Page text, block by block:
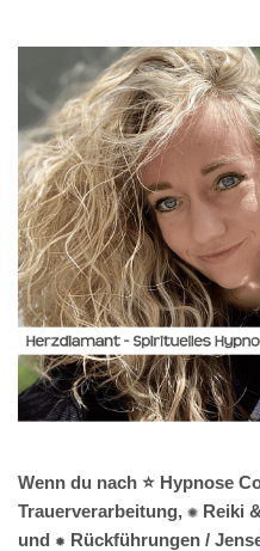
Wenn du nach ⭐ Hypnose
Trauerverarbeitung, ✺ Reiki
und ✹ Rückführungen /